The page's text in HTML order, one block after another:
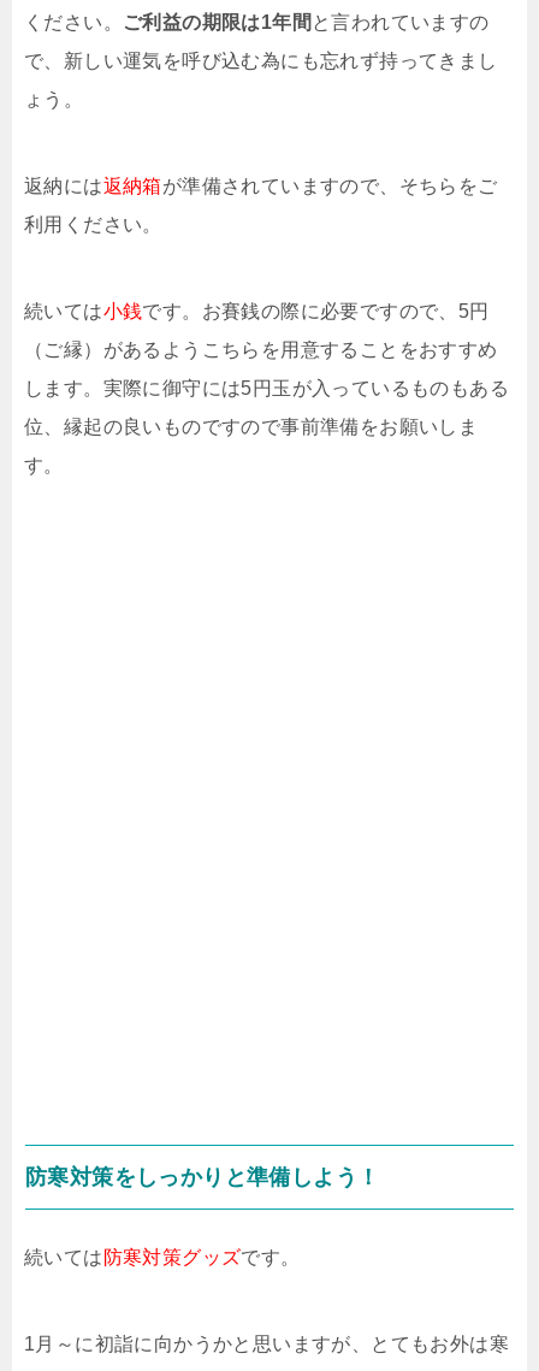
ください。
ご利益の期限は1年間 と言われていますの
で、新しい運気を呼び込む為にも忘れず持ってきまし
ょう。
返納には返納箱が準備されていますので、そちらをご
利用ください。
続いては小銭です。お賽銭の際に必要ですので、5円
（ご縁）があるようこちらを用意することをおすすめ
します。実際に御守には5円玉が入っているものもある
位、縁起の良いものですので事前準備をお願いしま
す。
防寒対策をしっかりと準備しよう！
続いては 防寒対策グッズです。
1月～に初詣に向かうかと思いますが、とてもお外は寒